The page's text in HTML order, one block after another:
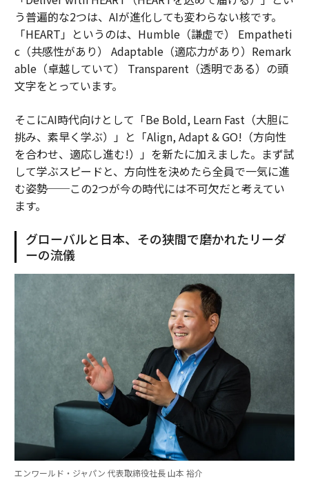
う普遍的な2つは、AIが進化しても変わらない核です。
「HEART」というのは、Humble（謙虚で） Empatheti
c（共感性があり） Adaptable（適応力があり）Remark
able（卓越していて） Transparent（透明である）の頭
文字をとっています。
そこにAI時代向けとして「Be Bold, Learn Fast（大胆に
挑み、素早く学ぶ）」と「Align, Adapt & GO!（方向性
を合わせ、適応し進む!）」を新たに加えました。まず試
して学ぶスピードと、方向性を決めたら全員で一気に進
む姿勢──この2つが今の時代には不可欠だと考えてい
ます。
グローバルと日本、その狭間で磨かれたリーダ
ーの流儀
エンワールド・ジャパン 代表取締役社長 山本 裕介